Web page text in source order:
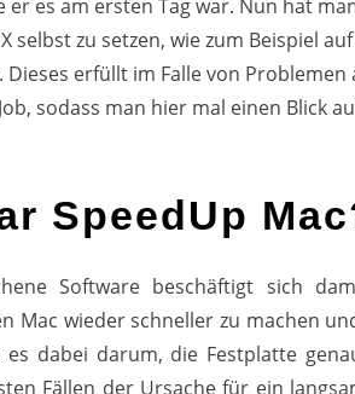
es am ersten Tag war. Nun hat
selbst zu setzen, wie zum Beispiel
erfüllt im Falle von
sodass man hier mal einen Blick
SpeedUp
Software beschäftigt sich
Mac wieder schneller zu machen
es dabei darum, die Festplatte
Fällen der Ursache für ein